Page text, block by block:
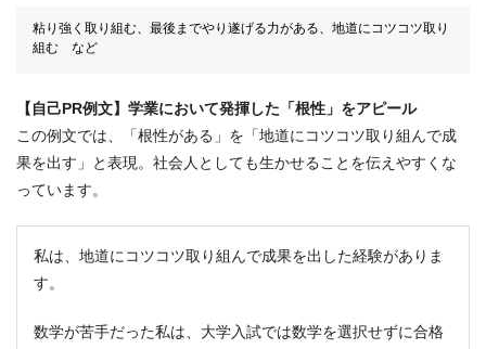
粘り強く取り組む、最後までやり遂げる力がある、地道にコツコツ取り
組む など
【自己PR例文】学業において発揮した「根性」をアピール
この例文では、「根性がある」を「地道にコツコツ取り組んで成
果を出す」と表現。社会人としても生かせることを伝えやすくな
っています。
私は、地道にコツコツ取り組んで成果を出した経験がありま
す。
数学が苦手だった私は、大学入試では数学を選択せずに合格